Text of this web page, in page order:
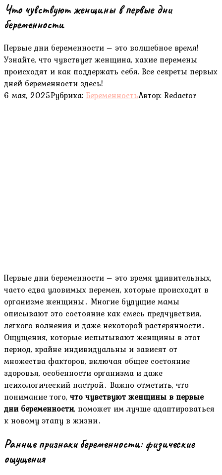
Что чувствуют женщины в первые дни
беременности
Первые дни беременности – это волшебное время!
Узнайте, что чувствует женщина, какие перемены
происходят и как поддержать себя. Все секреты первых
дней беременности здесь!
6 мая, 2025Рубрика: БеременностьАвтор: Redactor
Первые дни беременности – это время удивительных,
часто едва уловимых перемен, которые происходят в
организме женщины․ Многие будущие мамы
описывают это состояние как смесь предчувствия,
легкого волнения и даже некоторой растерянности․
Ощущения, которые испытывают женщины в этот
период, крайне индивидуальны и зависят от
множества факторов, включая общее состояние
здоровья, особенности организма и даже
психологический настрой․ Важно отметить, что
понимание того, что чувствуют женщины в первые
дни беременности, поможет им лучше адаптироваться
к новому этапу в жизни․
Ранние признаки беременности: физические
ощущения